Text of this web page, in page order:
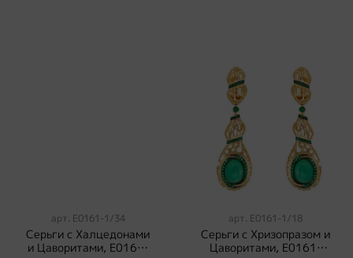
арт. E0161-1/34
Серьги с Халцедонами
и Цаворитами, E0161-
арт. E0161-1/18
Серьги с Хризопразом и
Цаворитами, E0161-